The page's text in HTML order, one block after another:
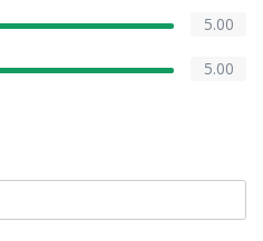
5.00
5.00